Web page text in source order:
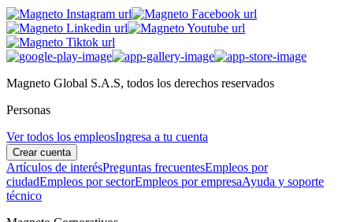
Magneto Global S.A.S, todos los derechos reservados
Personas
Ver todos los empleosIngresa a tu cuenta
Crear cuenta
Artículos de interésPreguntas frecuentesEmpleos por
ciudadEmpleos por sectorEmpleos por empresaAyuda y soporte
técnico